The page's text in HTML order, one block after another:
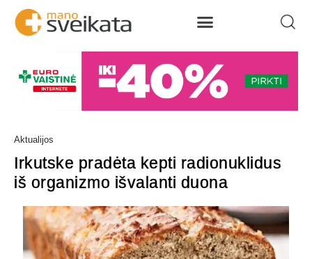
Aktualijos
Irkutske pradėta kepti radionuklidus
iš organizmo išvalanti duona